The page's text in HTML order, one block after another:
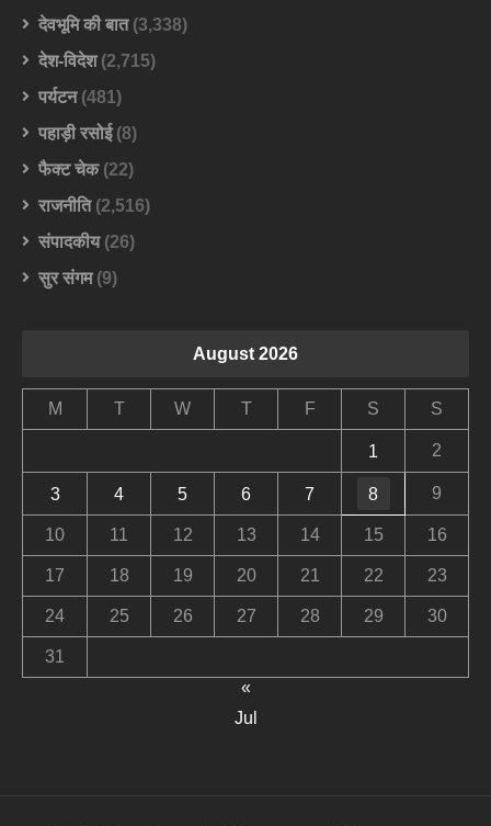
देवभूमि की बात(3,338)
देश-विदेश(2,715)
पर्यटन(481)
पहाड़ी रसोई(8)
फैक्ट चेक(22)
राजनीति(2,516)
संपादकीय(26)
सुर संगम(9)
August 2026
M T W T F S S
1 2
3 4 5 6 7 8 9
10 11 12 13 14 15 16
17 18 19 20 21 22 23
24 25 26 27 28 29 30
31
«
Jul